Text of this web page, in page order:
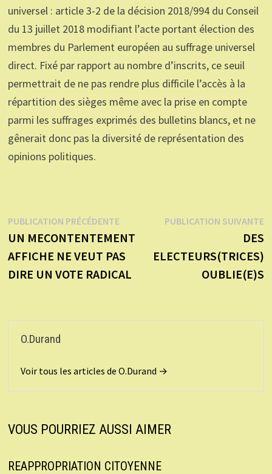
universel : article 3-2 de la décision 2018/994 du Conseil
du 13 juillet 2018 modifiant l’acte portant élection des
membres du Parlement européen au suffrage universel
direct. Fixé par rapport au nombre d’inscrits, ce seuil
permettrait de ne pas rendre plus difficile l’accès à la
répartition des sièges même avec la prise en compte
parmi les suffrages exprimés des bulletins blancs, et ne
gênerait donc pas la diversité de représentation des
opinions politiques.
Navigation
de
l’article
PUBLICATION PRÉCÉDENTEPublication
précédente :
UN MECONTENTEMENT
AFFICHE NE VEUT PAS
DIRE UN VOTE RADICAL
PUBLICATION SUIVANTE
DES
ELECTEURS(TRICES)
OUBLIE(E)S
O.Durand
Voir tous les articles de O.Durand →
VOUS POURRIEZ AUSSI AIMER
REAPPROPRIATION CITOYENNE